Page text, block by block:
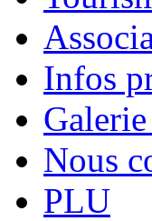
Infos
Nous
PLU